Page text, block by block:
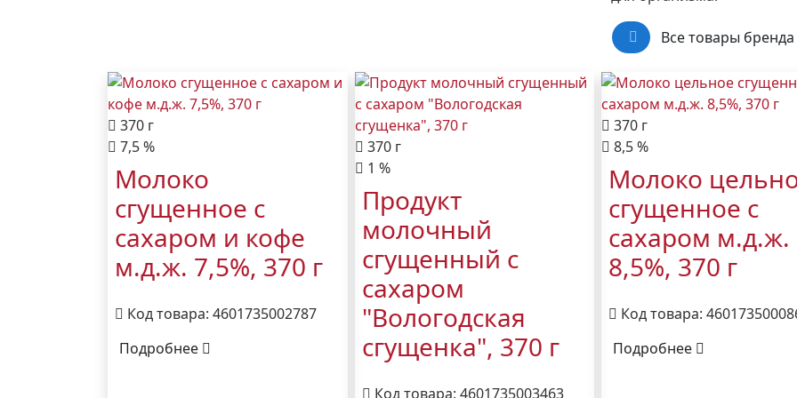
Все товары бренда
370 г
7,5 %
Молоко
сгущенное с
сахаром и кофе
м.д.ж. 7,5%, 370 г
Код товара: 4601735002787
Подробнее
370 г
1 %
Продукт
молочный
сгущенный с
сахаром
"Вологодская
сгущенка", 370 г
Код товара: 4601735003463
370 г
8,5 %
Молоко
сгущенное с
сахаром м.д.ж.
8,5%, 370 г
Код товара:
Подробнее